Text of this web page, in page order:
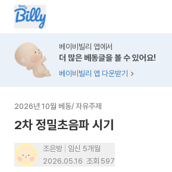
베이비빌리 앱에서
더 많은 베동글을 볼 수 있어요!
베이비빌리 앱 다운받기
2026년 10월 베동/ 자유주제
2차 정밀초음파 시기
조은방
임신 5개월
2026.05.16 조회 597